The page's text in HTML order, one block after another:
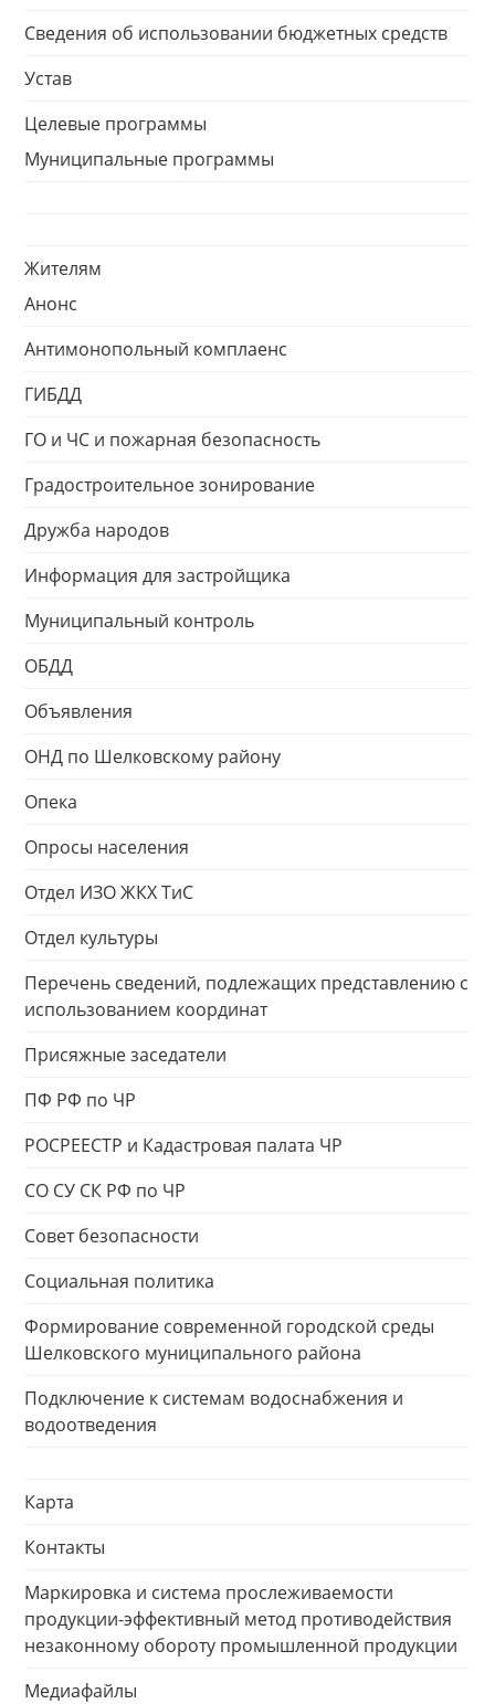
Сведения об использовании бюджетных средств
Устав
Целевые программы
Муниципальные программы
Жителям
Анонс
Антимонопольный комплаенс
ГИБДД
ГО и ЧС и пожарная безопасность
Градостроительное зонирование
Дружба народов
Информация для застройщика
Муниципальный контроль
ОБДД
Объявления
ОНД по Шелковскому району
Опека
Опросы населения
Отдел ИЗО ЖКХ ТиС
Отдел культуры
Перечень сведений, подлежащих представлению с
использованием координат
Присяжные заседатели
ПФ РФ по ЧР
РОСРЕЕСТР и Кадастровая палата ЧР
СО СУ СК РФ по ЧР
Совет безопасности
Социальная политика
Формирование современной городской среды
Шелковского муниципального района
Подключение к системам водоснабжения и
водоотведения
Карта
Контакты
Маркировка и система прослеживаемости
продукции-эффективный метод противодействия
незаконному обороту промышленной продукции
Медиафайлы